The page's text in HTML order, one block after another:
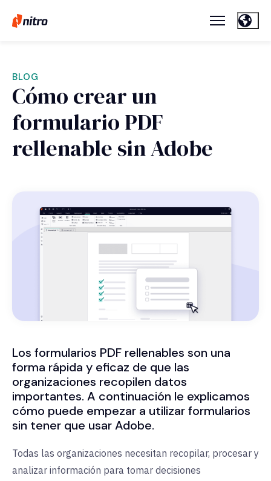
BLOG
Cómo crear un
formulario PDF
rellenable sin Adobe
Los formularios PDF rellenables son una
forma rápida y eficaz de que las
organizaciones recopilen datos
importantes. A continuación le explicamos
cómo puede empezar a utilizar formularios
sin tener que usar Adobe.
Todas las organizaciones necesitan recopilar, procesar y
analizar información para tomar decisiones